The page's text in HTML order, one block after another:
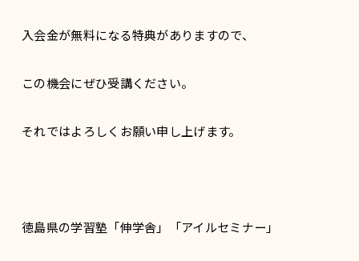
入会金が無料になる特典がありますので、
この機会にぜひ受講ください。
それではよろしくお願い申し上げます。
徳島県の学習塾「伸学舎」「アイルセミナー」